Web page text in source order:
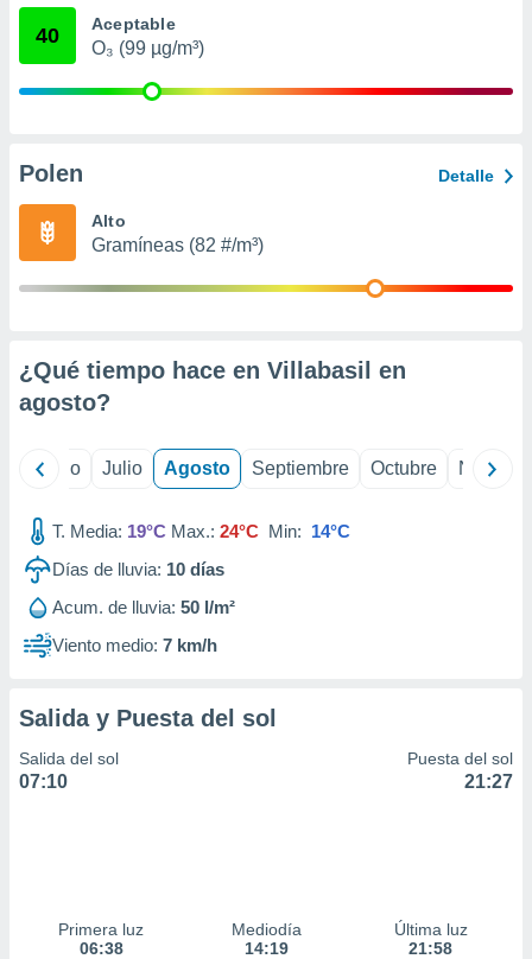
e
de
40 Aceptable
O₃ (99 µg/m³)
Polen Detalle
Alto
Gramíneas (82 #/m³)
¿Qué tiempo hace en Villabasil en
agosto?
Junio Julio Agosto Septiembre Octubre
T. Media: 19°C Max.: 24°C Min: 14°C
Días de lluvia: 10 días
Acum. de lluvia: 50 l/m²
Viento medio: 7 km/h
Salida y Puesta del sol
Salida del sol
07:10
Puesta del sol
21:27
Primera luz
06:38
Mediodía
14:19
Última luz
21:58